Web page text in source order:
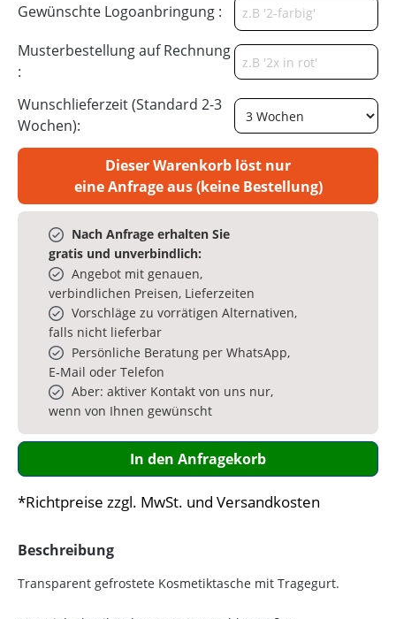
Gewünschte Logoanbringung :
Musterbestellung auf Rechnung
:
Wunschlieferzeit (Standard 2-3
Wochen):
Dieser Warenkorb löst nur
eine Anfrage aus (keine Bestellung)
Nach Anfrage erhalten Sie
gratis und unverbindlich:
Angebot mit genauen,
verbindlichen Preisen, Lieferzeiten
Vorschläge zu vorrätigen Alternativen,
falls nicht lieferbar
Persönliche Beratung per WhatsApp,
E‑Mail oder Telefon
Aber: aktiver Kontakt von uns nur,
wenn von Ihnen gewünscht
In den Anfragekorb
*Richtpreise zzgl. MwSt. und Versandkosten
Beschreibung
Transparent gefrostete Kosmetiktasche mit Tragegurt.